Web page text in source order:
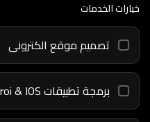
خيارات الخدمات
تصميم موقع الكترونى
برمجة تطبيقات Androi & IOS